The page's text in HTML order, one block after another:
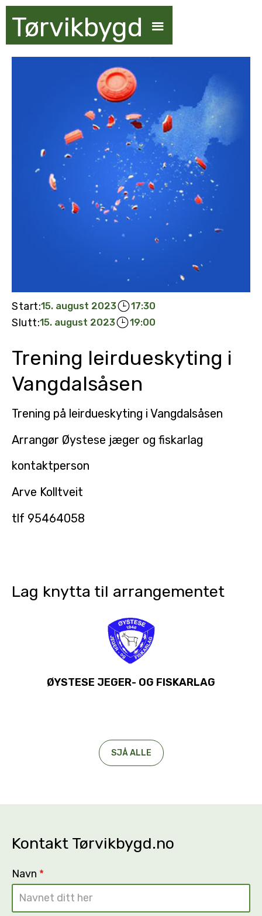
Tørvikbygd
Start:15. august 2023 17:30
Slutt:15. august 2023 19:00
Trening leirdueskyting i
Vangdalsåsen
Trening på leirdueskyting i Vangdalsåsen
Arrangør Øystese jæger og fiskarlag
kontaktperson
Arve Kolltveit
tlf 95464058
Lag knytta til arrangementet
ØYSTESE JEGER- OG FISKARLAG
SJÅ ALLE
Kontakt Tørvikbygd.no
Navn *